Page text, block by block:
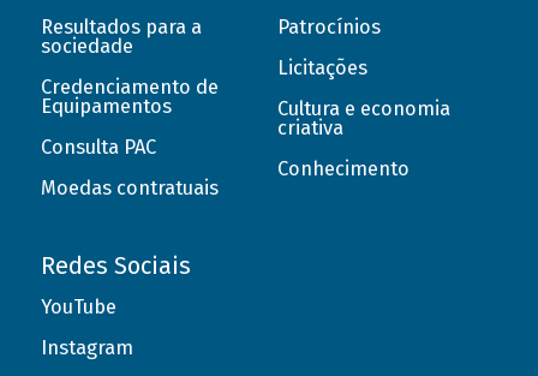
Resultados para a
sociedade
Credenciamento de
Equipamentos
Consulta PAC
Moedas contratuais
Patrocínios
Licitações
Cultura e economia
criativa
Conhecimento
Redes Sociais
YouTube
Instagram